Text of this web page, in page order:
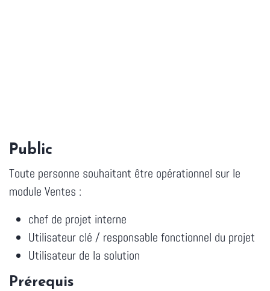
Public
Toute personne souhaitant être opérationnel sur le
module Ventes :
chef de projet interne
Utilisateur clé / responsable fonctionnel du projet
Utilisateur de la solution
Prérequis